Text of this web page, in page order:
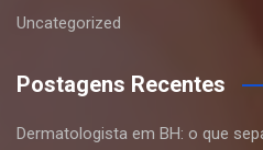
Uncategorized
Postagens Recentes
Dermatologista em BH: o que